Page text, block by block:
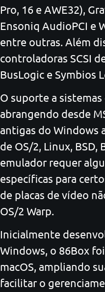
Pro, 16 e AWE32),
Ensoniq AudioPCI e
entre outras. Além
controladoras SCSI
BusLogic e Symbios
O suporte a
abrangendo desde
antigas do Windows
de OS/2, Linux, BSD,
emulador requer
específicas para
de placas de vídeo
OS/2 Warp.
Inicialmente
Windows, o 86Box
macOS, ampliando
facilitar o